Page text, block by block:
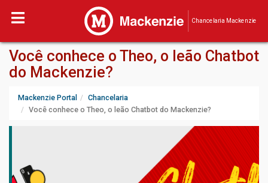
Chancelaria Mackenzie
Você conhece o Theo, o leão Chatbot
do Mackenzie?
Mackenzie Portal
Chancelaria
Você conhece o Theo, o leão Chatbot do Mackenzie?